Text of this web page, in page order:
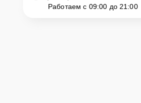
Работаем с 09:00 до 21:00